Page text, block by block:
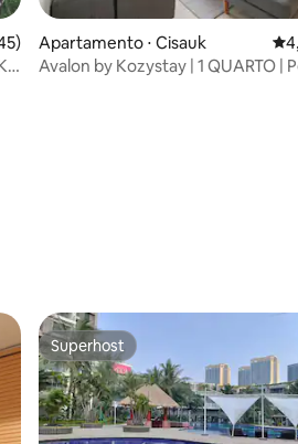
avaliação média de 5, 45
Apartamento ⋅ Cisauk
Avalon by Kozystay | 1 QUARTO |
Superhost
Superhost